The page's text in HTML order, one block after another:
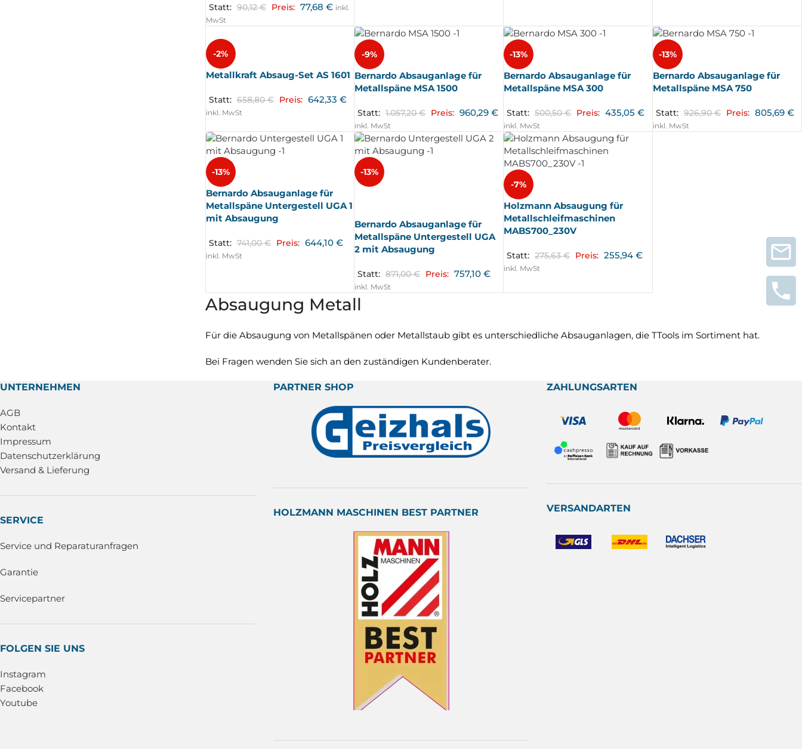
Statt: 90,12€ Preis: 77,68 € inkl.
MwSt
-2%
Metallkraft Absaug-Set AS 1601
Statt: 658,80€ Preis: 642,33 €
inkl. MwSt
-9%
Bernardo Absauganlage für
Metallspäne MSA 1500
Statt: 1.057,20€ Preis: 960,29€
inkl. MwSt
-13%
Bernardo Absauganlage für
Metallspäne MSA 300
Statt: 500,50€ Preis: 435,05€
inkl. MwSt
-13%
Bernardo Absauganlage für
Metallspäne MSA 750
Statt: 926,90€ Preis: 805,69€
inkl. MwSt
-13%
Bernardo Absauganlage für
Metallspäne Untergestell UGA 1
mit Absaugung
Statt: 741,00€ Preis: 644,10 €
inkl. MwSt
-13%
Bernardo Absauganlage für
Metallspäne Untergestell UGA
2 mit Absaugung
Statt: 871,00€ Preis: 757,10€
inkl. MwSt
-7%
Holzmann Absaugung für
Metallschleifmaschinen
MABS700_230V
Statt: 275,63€ Preis: 255,94€
inkl. MwSt
Absaugung Metall
Für die Absaugung von Metallspänen oder Metallstaub gibt es unterschiedliche Absauganlagen, die TTools im Sortiment hat.
Bei Fragen wenden Sie sich an den zuständigen Kundenberater.
UNTERNEHMEN
AGB
Kontakt
Impressum
Datenschutzerklärung
Versand & Lieferung
SERVICE
Service und Reparaturanfragen
Garantie
Servicepartner
FOLGEN SIE UNS
Instagram
Facebook
Youtube
PARTNER SHOP
HOLZMANN MASCHINEN BEST PARTNER
ZAHLUNGSARTEN
VERSANDARTEN